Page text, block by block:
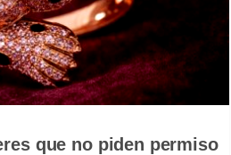
que no piden permiso